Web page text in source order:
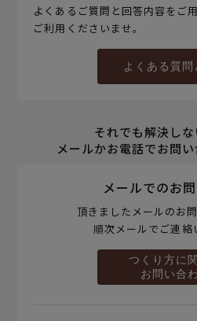
よくあるご質問と回答内容をご
ご利用くださいませ。
よくある質問
それでも解決しな
メールかお電話でお問い
メールでのお
頂きましたメールのお
順次メールでご連絡
つくり方に
お問い合